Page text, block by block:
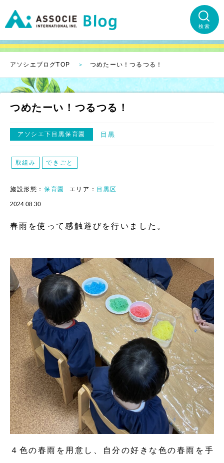
検索
アソシエブログTOP つめたーい！つるつる！
つめたーい！つるつる！
アソシエ下目黒保育園 目黒
取組み できごと
施設形態： 保育園 エリア： 目黒区
2024.08.30
春雨を使って感触遊びを行いました。
４色の春雨を用意し、自分の好きな色の春雨を手